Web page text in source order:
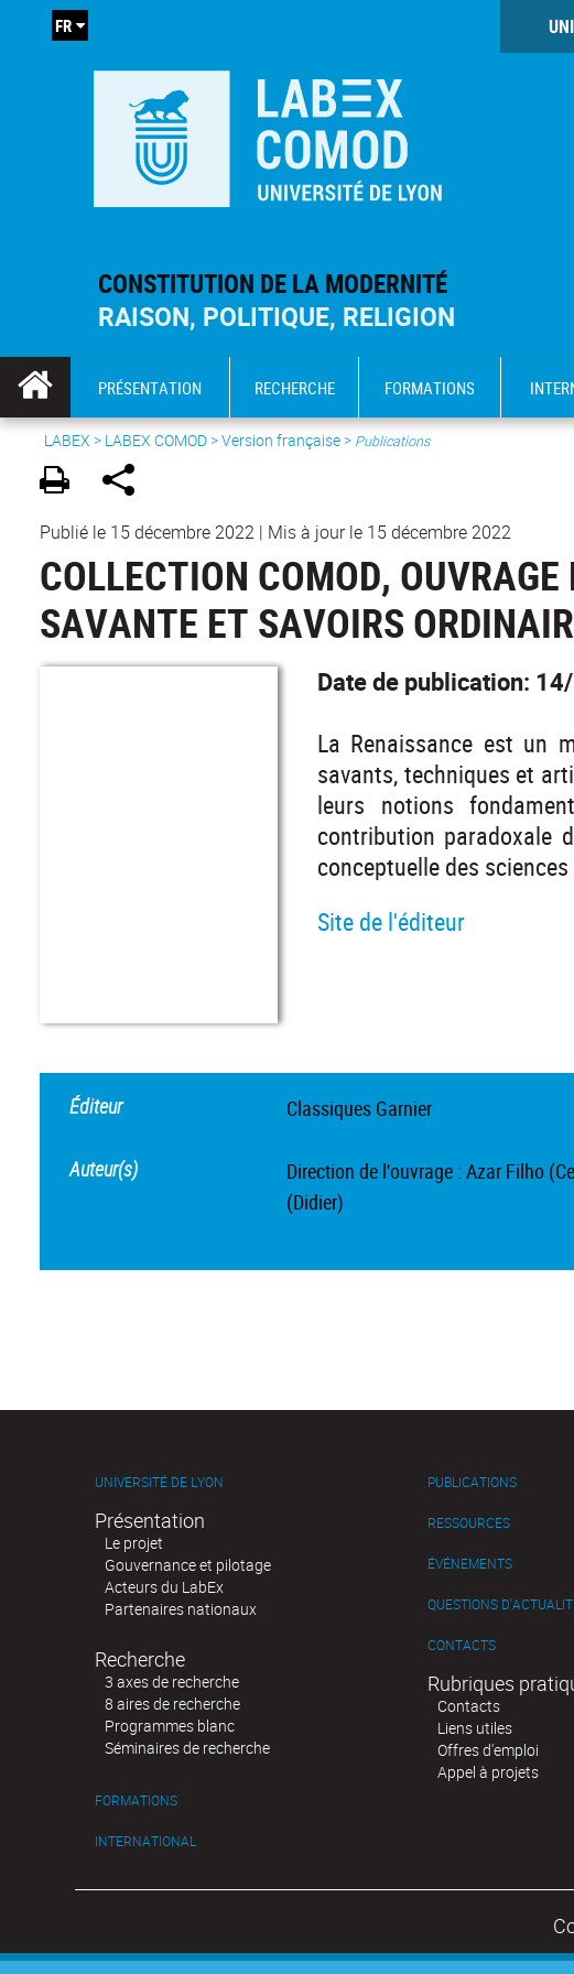
CONSTITUTION DE LA MODERNITÉ
RAISON, POLITIQUE, RELIGION
FR
PRÉSENTATION RECHERCHE FORMATIONS
LABEX > LABEX COMOD>Version française> Publications
Publié le 15 décembre 2022 | Mis à jour le 15 décembre 2022
COLLECTION COMOD,
SAVANTE ET SAVOIRS
Date de publication:
La Renaissance est un
savants, techniques et
leurs notions
contribution paradoxale
conceptuelle des
Site de l'éditeur
Éditeur Classiques Garnier
Auteur(s)
Direction de l'ouvrage : Azar Filho
(Didier)
UNIVERSITÉ DE LYON
Présentation
Le projet
Gouvernance et pilotage
Acteurs du LabEx
Partenaires nationaux
Recherche
3 axes de recherche
8 aires de recherche
Programmes blanc
Séminaires de recherche
FORMATIONS
INTERNATIONAL
PUBLICATIONS
RESSOURCES
ÉVÉNEMENTS
QUESTIONS
CONTACTS
Rubriques
Contacts
Liens utiles
Offres d'emploi
Appel à projets